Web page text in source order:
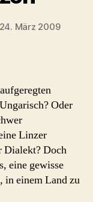
24. März 2009
Oder
Linzer
Dialekt? Doch
eine gewisse
in einem Land zu